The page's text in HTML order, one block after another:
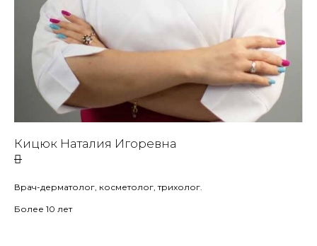
Кицюк Наталия Игоревна
Врач-дерматолог, косметолог, трихолог.
Более 10 лет